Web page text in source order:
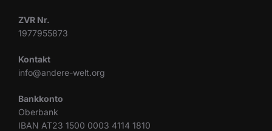
ZVR Nr.
1977955873
Kontakt
info@andere-welt.org
Bankkonto
Oberbank
IBAN AT23 1500 0003 4114 1810